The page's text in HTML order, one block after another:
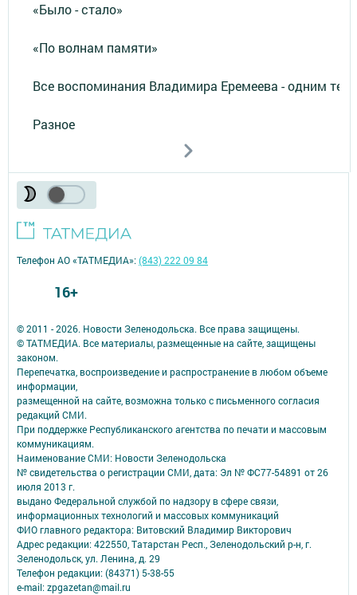
«Было - стало»
«По волнам памяти»
Все воспоминания Владимира Еремеева - одним
Разное
© 2011 - 2026. Новости Зеленодольска. Все права защищены.
© ТАТМЕДИА. Все материалы, размещенные на сайте, защищены
законом.
Перепечатка, воспроизведение и распространение в любом объеме
информации,
размещенной на сайте, возможна только с письменного согласия
редакций СМИ.
При поддержке Республиканского агентства по печати и массовым
коммуникациям.
Наименование СМИ: Новости Зеленодольска
№ свидетельства о регистрации СМИ, дата: Эл № ФС77-54891 от 26
июля 2013 г.
выдано Федеральной службой по надзору в сфере связи,
информационных технологий и массовых коммуникаций
ФИО главного редактора: Витовский Владимир Викторович
Адрес редакции: 422550, Татарстан Респ., Зеленодольский р-н, г.
Зеленодольск, ул. Ленина, д. 29
Телефон редакции: (84371) 5-38-55
e-mail: zpgazetan@mail.ru
Телефон АО «ТАТМЕДИА»:(843) 222 09 84
16+